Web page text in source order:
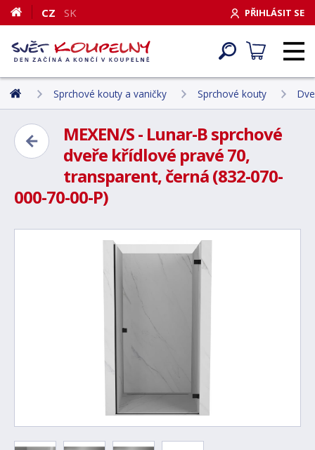
PŘIHLÁSIT SE
CZ SK
Sprchové kouty a vaničky Sprchové kouty
MEXEN/S - Lunar-B sprchové
dveře křídlové pravé 70,
transparent, černá (832-070-
000-70-00-P)